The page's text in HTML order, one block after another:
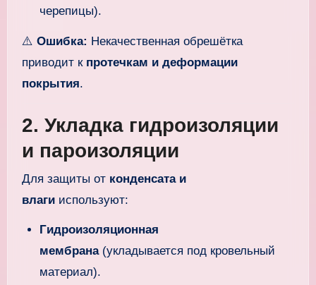
черепицы).
⚠️ Ошибка: Некачественная обрешётка
приводит к протечкам и деформации
покрытия.
2. Укладка гидроизоляции
и пароизоляции
Для защиты от конденсата и
влагииспользуют:
Гидроизоляционная
мембрана(укладывается под кровельный
материал).